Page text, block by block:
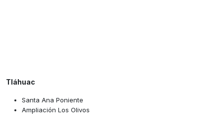
Tláhuac
Santa Ana Poniente
Ampliación Los Olivos